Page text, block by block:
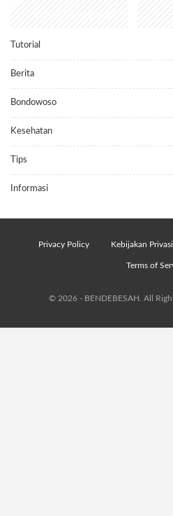
Popular Categories
Tutorial
Berita
Bondowoso
Kesehatan
Tips
Informasi
Privacy Policy Kebijakan Privasi
Terms of
© 2026 - BENDEBESAH. All